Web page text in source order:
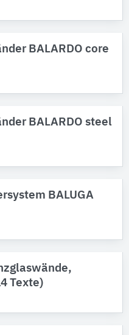
BALARDO core
BALARDO steel
BALUGA
Texte)